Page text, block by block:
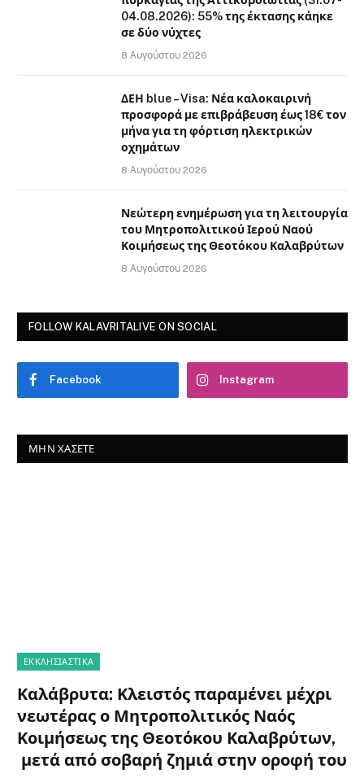
04.08.2026): 55% της έκτασης κάηκε
σε δύο νύχτες
8 Αυγούστου 2026
ΔΕΗ blue – Visa: Νέα καλοκαιρινή
προσφορά με επιβράβευση έως 18€ τον
μήνα για τη φόρτιση ηλεκτρικών
οχημάτων
8 Αυγούστου 2026
Νεώτερη ενημέρωση για τη λειτουργία
του Μητροπολιτικού Ιερού Ναού
Κοιμήσεως της Θεοτόκου Καλαβρύτων
8 Αυγούστου 2026
FOLLOW KALAVRITALIVE ON SOCIAL
Facebook Instagram
ΜΗΝ ΧΆΣΕΤΕ
ΕΚΚΛΗΣΙΑΣΤΙΚΑ
Καλάβρυτα: Κλειστός παραμένει μέχρι
νεωτέρας ο Μητροπολιτικός Ναός
Κοιμήσεως της Θεοτόκου Καλαβρύτων,
μετά από σοβαρή ζημιά στην οροφή του